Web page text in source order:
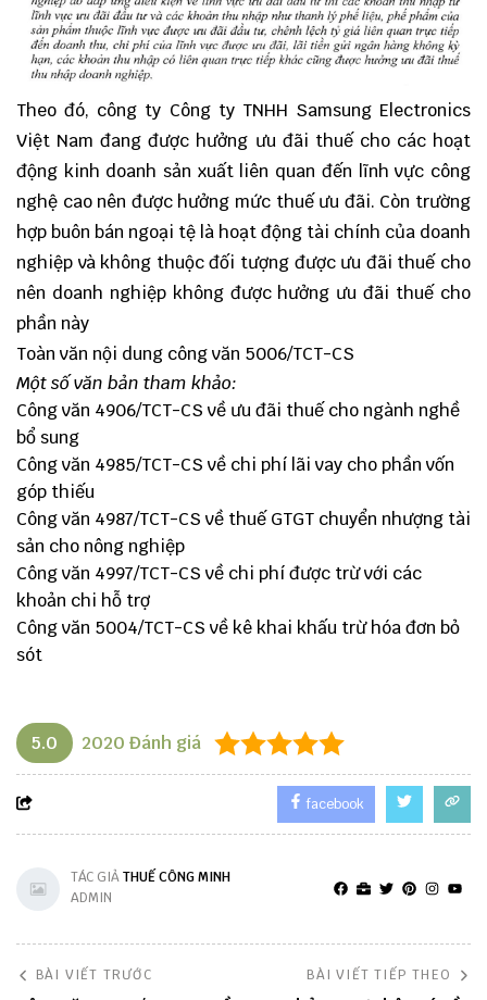
Theo đó, công ty Công ty TNHH Samsung Electronics
Việt Nam đang được hưởng ưu đãi thuế cho các hoạt
động kinh doanh sản xuất liên quan đến lĩnh vực công
nghệ cao nên được hưởng mức thuế ưu đãi. Còn trường
hợp buôn bán ngoại tệ là hoạt động tài chính của doanh
nghiệp và không thuộc đối tượng được ưu đãi thuế cho
nên doanh nghiệp không được hưởng ưu đãi thuế cho
phần này
Toàn văn nội dung công văn 5006/TCT-CS
Một số văn bản tham khảo:
Công văn 4906/TCT-CS về ưu đãi thuế cho ngành nghề
bổ sung
Công văn 4985/TCT-CS về chi phí lãi vay cho phần vốn
góp thiếu
Công văn 4987/TCT-CS về thuế GTGT chuyển nhượng tài
sản cho nông nghiệp
Công văn 4997/TCT-CS về chi phí được trừ với các
khoản chi hỗ trợ
Công văn 5004/TCT-CS về kê khai khấu trừ hóa đơn bỏ
sót
5.0 2020 Đánh giá
facebook
TÁC GIẢTHUẾ CÔNG MINH
ADMIN
BÀI VIẾT TRƯỚC BÀI VIẾT TIẾP THEO